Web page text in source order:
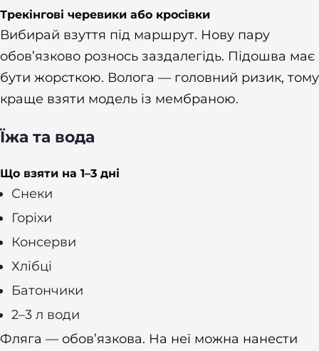
Трекінгові черевики або кросівки
Вибирай взуття під маршрут. Нову пару
обов’язково рознось заздалегідь. Підошва має
бути жорсткою. Волога — головний ризик, тому
краще взяти модель із мембраною.
Їжа та вода
Що взяти на 1–3 дні
Снеки
Горіхи
Консерви
Хлібці
Батончики
2–3 л води
Фляга — обов’язкова. На неї можна нанести